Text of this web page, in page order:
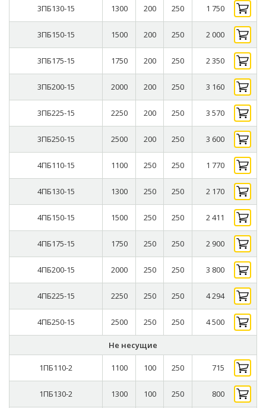
3ПБ130-15 1300 200 250 1 750
3ПБ150-15 1500 200 250 2 000
3ПБ175-15 1750 200 250 2 350
3ПБ200-15 2000 200 250 3 160
3ПБ225-15 2250 200 250 3 570
3ПБ250-15 2500 200 250 3 600
4ПБ110-15 1100 250 250 1 770
4ПБ130-15 1300 250 250 2 170
4ПБ150-15 1500 250 250 2 411
4ПБ175-15 1750 250 250 2 900
4ПБ200-15 2000 250 250 3 800
4ПБ225-15 2250 250 250 4 294
4ПБ250-15 2500 250 250 4 500
Не несущие
1ПБ110-2 1100 100 250 715
1ПБ130-2 1300 100 250 800